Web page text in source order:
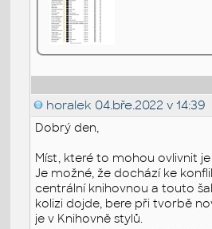
horalek 04.bře.2022 v 14:39
Dobrý den,
Míst, které to mohou ovlivnit je
Je možné, že dochází ke
centrální knihovnou a touto
kolizi dojde, bere při tvorbě
je v Knihovně stylů.